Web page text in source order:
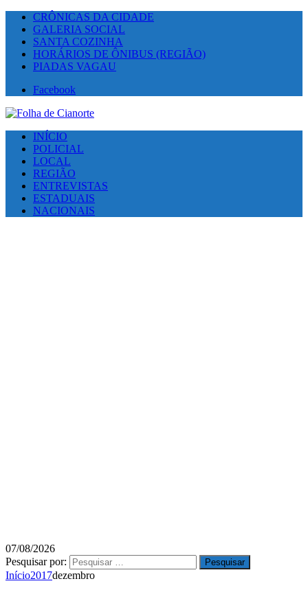
CRÔNICAS DA CIDADE
GALERIA SOCIAL
SANTA COZINHA
HORÁRIOS DE ÔNIBUS (REGIÃO)
PIADAS VAGAU
Facebook
INÍCIO
POLICIAL
LOCAL
REGIÃO
ENTREVISTAS
ESTADUAIS
NACIONAIS
07/08/2026
Pesquisar por:
Início2017dezembro